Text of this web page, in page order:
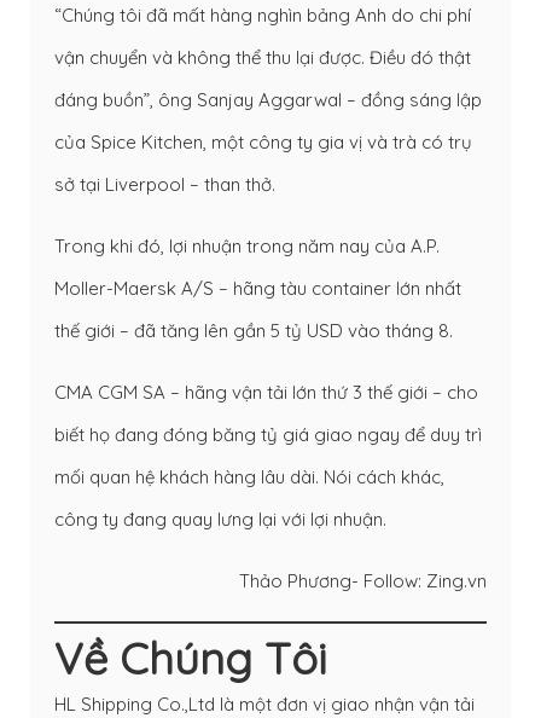
“Chúng tôi đã mất hàng nghìn bảng Anh do chi phí
vận chuyển và không thể thu lại được. Điều đó thật
đáng buồn”, ông Sanjay Aggarwal – đồng sáng lập
của Spice Kitchen, một công ty gia vị và trà có trụ
sở tại Liverpool – than thở.
Trong khi đó, lợi nhuận trong năm nay của A.P.
Moller-Maersk A/S – hãng tàu container lớn nhất
thế giới – đã tăng lên gần 5 tỷ USD vào tháng 8.
CMA CGM SA – hãng vận tải lớn thứ 3 thế giới – cho
biết họ đang đóng băng tỷ giá giao ngay để duy trì
mối quan hệ khách hàng lâu dài. Nói cách khác,
công ty đang quay lưng lại với lợi nhuận.
Thảo Phương- Follow: Zing.vn
Về Chúng Tôi
HL Shipping Co.,Ltd là một đơn vị giao nhận vận tải